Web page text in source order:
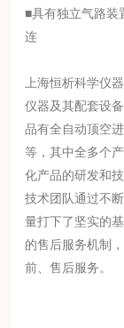
■具有独立气路装
连
上海恒析科学仪
仪器及其配套设
品有全自动顶空
等，其中全多个
化产品的研发和
技术团队通过不
量打下了坚实的
的售后服务机制
前、售后服务。